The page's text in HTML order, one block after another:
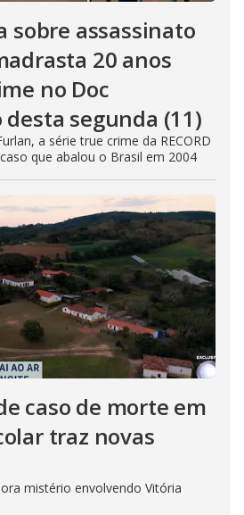
sobre assassinato
20 anos
no Doc
segunda (11)
a série true crime da RECORD
que abalou o Brasil em 2004
caso de morte em
traz novas
mistério envolvendo Vitória